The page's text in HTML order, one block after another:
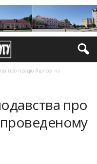
про працю йшлося на
про